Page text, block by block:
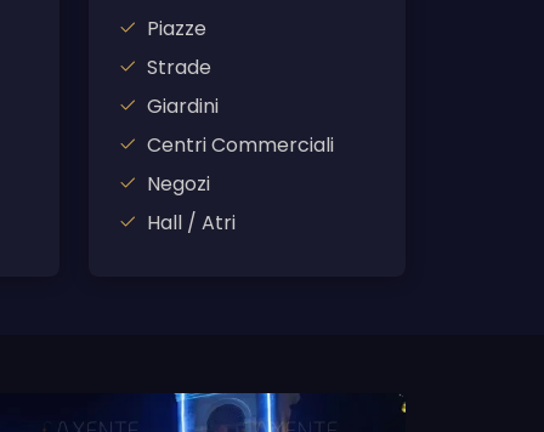
Piazze
Strade
Giardini
Centri Commerciali
Negozi
Hall / Atri